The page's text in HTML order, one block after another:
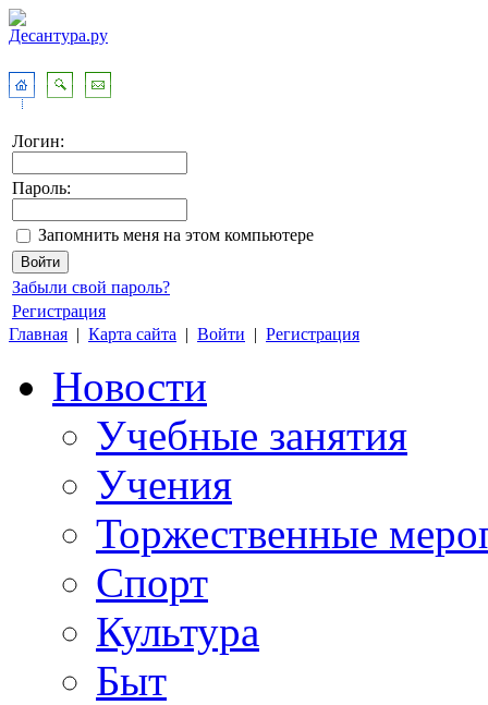
Логин:
Пароль:
Запомнить меня на этом компьютере
Забыли свой пароль?
Регистрация
Главная | Карта сайта | Войти | Регистрация
Новости
Учебные занятия
Учения
Торжественные
Спорт
Культура
Быт